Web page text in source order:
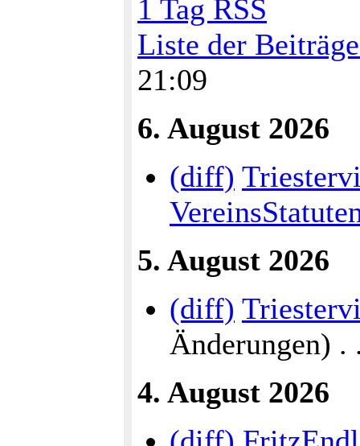
1 Tag RSS
Liste der
21:09
6. August 2026
(diff)
5. August 2026
(diff)
Änderungen)
4. August 2026